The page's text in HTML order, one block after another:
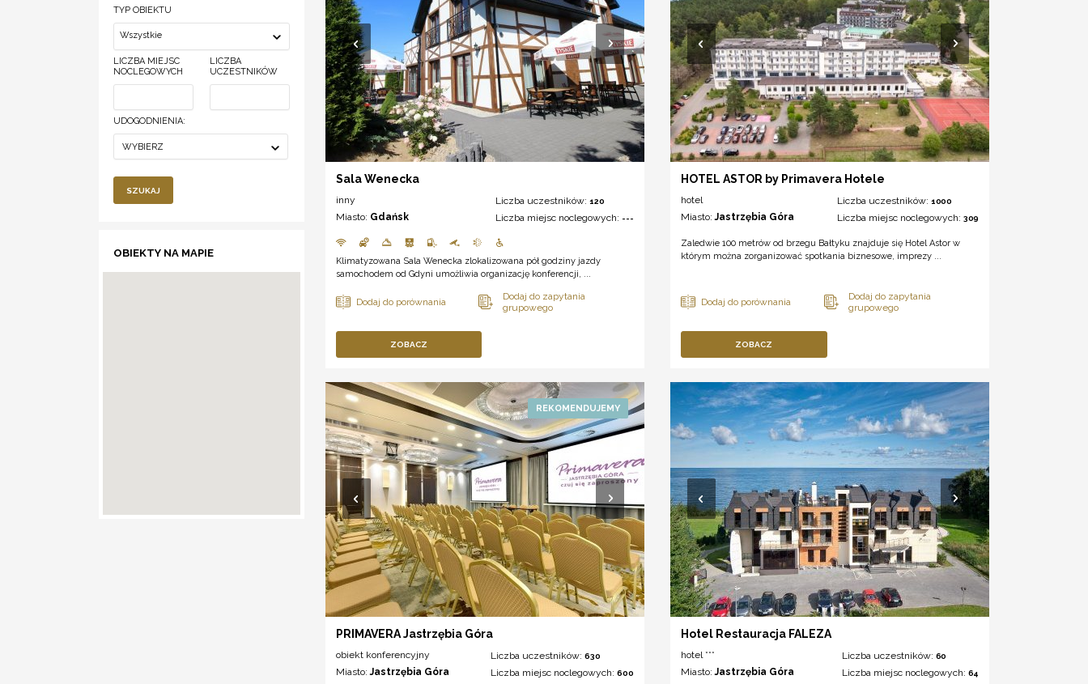
TYP OBIEKTU
Wszystkie
LICZBA MIEJSC
NOCLEGOWYCH
LICZBA
UCZESTNIKÓW
UDOGODNIENIA:
WYBIERZ
SZUKAJ
OBIEKTY NA MAPIE
Sala Wenecka
inny
Miasto: Gdańsk
Liczba uczestników:120
Liczba miejsc noclegowych: ---
Klimatyzowana Sala Wenecka zlokalizowana pół godziny jazdy
samochodem od Gdyni umożliwia organizację konferencji, ...
ZOBACZ
HOTEL ASTOR by Primavera Hotele
hotel
Miasto:Jastrzębia Góra
Liczba uczestników: 1000
Liczba miejsc noclegowych: 309
Zaledwie 100 metrów od brzegu Bałtyku znajduje się Hotel Astor w
którym można zorganizować spotkania biznesowe, imprezy ...
ZOBACZ
PRIMAVERA Jastrzębia Góra
obiekt konferencyjny
Miasto:Jastrzębia Góra
Liczba uczestników:630
Liczba miejsc noclegowych:600
Hotel Restauracja FALEZA
hotel ***
Miasto:Jastrzębia Góra
Liczba uczestników: 60
Liczba miejsc noclegowych: 64